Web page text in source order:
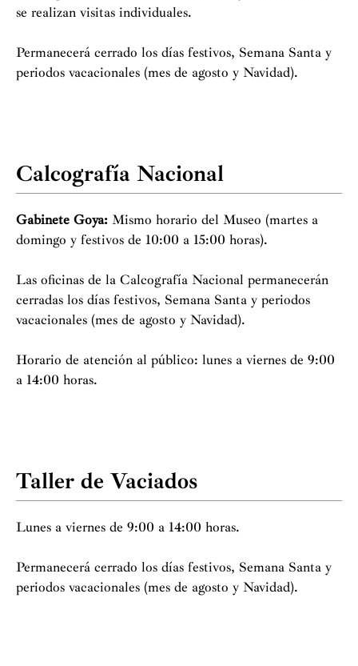
se realizan visitas individuales.
Permanecerá cerrado los días festivos, Semana Santa y
periodos vacacionales (mes de agosto y Navidad).
Calcografía Nacional
Gabinete Goya: Mismo horario del Museo (martes a
domingo y festivos de 10:00 a 15:00 horas).
Las oficinas de la Calcografía Nacional permanecerán
cerradas los días festivos, Semana Santa y periodos
vacacionales (mes de agosto y Navidad).
Horario de atención al público: lunes a viernes de 9:00
a 14:00 horas.
Taller de Vaciados
Lunes a viernes de 9:00 a 14:00 horas.
Permanecerá cerrado los días festivos, Semana Santa y
periodos vacacionales (mes de agosto y Navidad).